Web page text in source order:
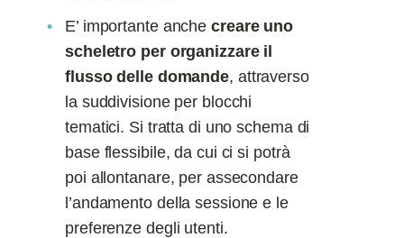
E’ importante anche creare uno
scheletro per organizzare il
flusso delle domande, attraverso
la suddivisione per blocchi
tematici. Si tratta di uno schema di
base flessibile, da cui ci si potrà
poi allontanare, per assecondare
l’andamento della sessione e le
preferenze degli utenti.